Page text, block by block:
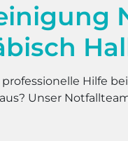
Hilfe
Unser